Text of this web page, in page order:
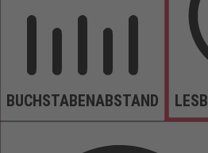
BUCHSTABENABSTAND